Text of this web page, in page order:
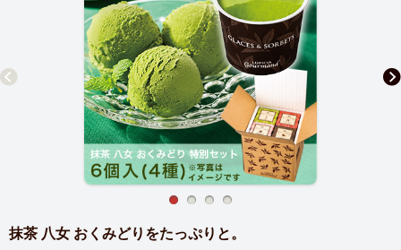
抹茶 八女 おくみどりをたっぷりと。